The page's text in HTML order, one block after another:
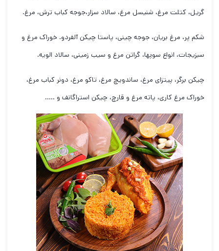
گریل، کتلت مرغ، شنیسل مرغ، سالاد سزار،جوجه کباب ترش، مرغ.
شکم پر، مرغ بریان، جوجه چینی، پاستا چیکن آلفردو. خوراک مرغ و
سبزیجات، انواع سوپها، گراتن مرغ و سیب زمینی، سالاد الویه.
چیکن برگر، پیتزای مرغ، ساندویچ مرغ، تاکو مرغ، دونر کباب مرغ،
خوراک مرغ کاری، پاته مرغ و قارچ، چیکن استراگانف و …..